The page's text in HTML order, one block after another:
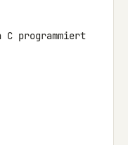
programmiert